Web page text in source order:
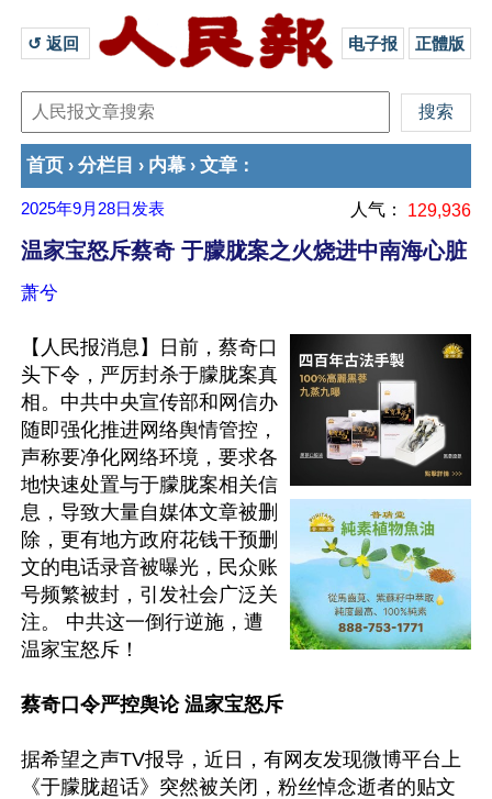
↺ 返回 电子报 正體版
首页 › 分栏目 › 内幕 › 文章 ：
2025年9月28日 发表 人气： 129,936
温家宝怒斥蔡奇 于朦胧案之火烧进中南海心脏
萧兮
【人民报消息】日前，蔡奇口
头下令，严厉封杀于朦胧案真
相。中共中央宣传部和网信办
随即强化推进网络舆情管控，
声称要净化网络环境，要求各
地快速处置与于朦胧案相关信
息，导致大量自媒体文章被删
除，更有地方政府花钱干预删
文的电话录音被曝光，民众账
号频繁被封，引发社会广泛关
注。 中共这一倒行逆施，遭
温家宝怒斥！
蔡奇口令严控舆论 温家宝怒斥
据希望之声TV报导，近日，有网友发现微博平台上
《于朦胧超话》突然被关闭，粉丝悼念逝者的贴文